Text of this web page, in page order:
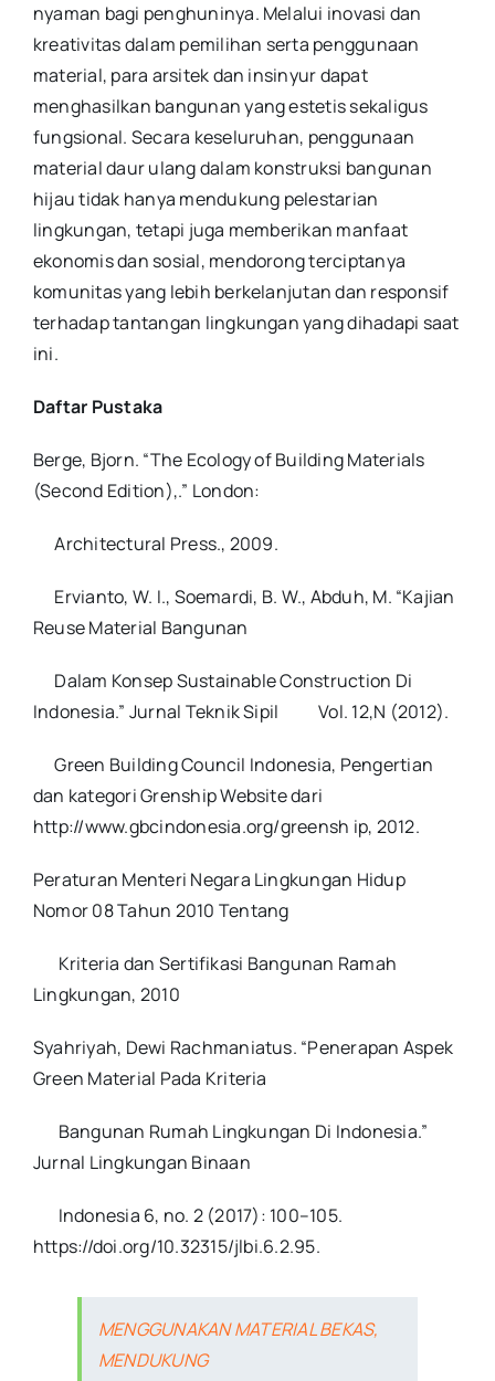
nyaman bagi penghuninya. Melalui inovasi dan
kreativitas dalam pemilihan serta penggunaan
material, para arsitek dan insinyur dapat
menghasilkan bangunan yang estetis sekaligus
fungsional. Secara keseluruhan, penggunaan
material daur ulang dalam konstruksi bangunan
hijau tidak hanya mendukung pelestarian
lingkungan, tetapi juga memberikan manfaat
ekonomis dan sosial, mendorong terciptanya
komunitas yang lebih berkelanjutan dan responsif
terhadap tantangan lingkungan yang dihadapi saat
ini.
Daftar Pustaka
Berge, Bjorn. “The Ecology of Building Materials
(Second Edition),.” London:
Architectural Press., 2009.
Ervianto, W. I., Soemardi, B. W., Abduh, M. “Kajian
Reuse Material Bangunan
Dalam Konsep Sustainable Construction Di
Indonesia.” Jurnal Teknik Sipil Vol. 12,N (2012).
Green Building Council Indonesia, Pengertian
dan kategori Grenship Website dari
http://www.gbcindonesia.org/greensh ip, 2012.
Peraturan Menteri Negara Lingkungan Hidup
Nomor 08 Tahun 2010 Tentang
Kriteria dan Sertifikasi Bangunan Ramah
Lingkungan, 2010
Syahriyah, Dewi Rachmaniatus. “Penerapan Aspek
Green Material Pada Kriteria
Bangunan Rumah Lingkungan Di Indonesia.”
Jurnal Lingkungan Binaan
Indonesia 6, no. 2 (2017): 100–105.
https://doi.org/10.32315/jlbi.6.2.95.
MENGGUNAKAN MATERIAL BEKAS,
MENDUKUNG